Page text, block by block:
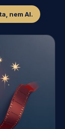
nem AI.